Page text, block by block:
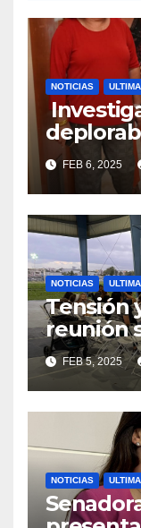
NOTICIAS
de la
FEB 6, 2025
NOTICIAS
Tensión
reunión
Reparto
FEB 5, 2025
NOTICIAS